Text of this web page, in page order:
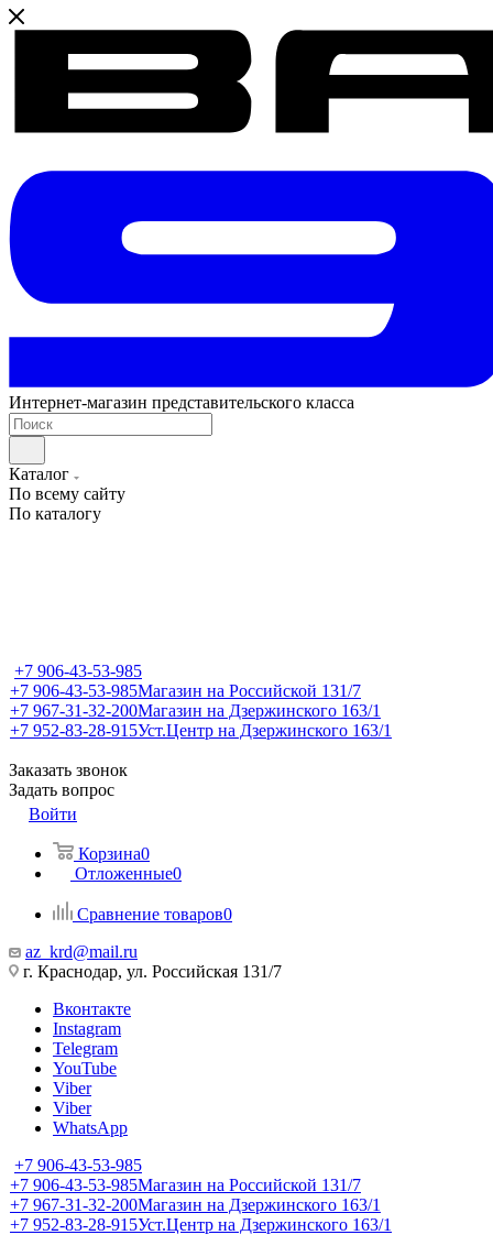
Интернет-магазин представительского класса
Каталог
По всему сайту
По каталогу
+7 906-43-53-985
+7 906-43-53-985Магазин на Российской 131/7
+7 967-31-32-200Магазин на Дзержинского 163/1
+7 952-83-28-915Уст.Центр на Дзержинского 163/1
Заказать звонок
Задать вопрос
Войти
Корзина0
Отложенные0
Сравнение товаров0
az_krd@mail.ru
г. Краснодар, ул. Российская 131/7
Вконтакте
Instagram
Telegram
YouTube
Viber
Viber
WhatsApp
+7 906-43-53-985
+7 906-43-53-985Магазин на Российской 131/7
+7 967-31-32-200Магазин на Дзержинского 163/1
+7 952-83-28-915Уст.Центр на Дзержинского 163/1